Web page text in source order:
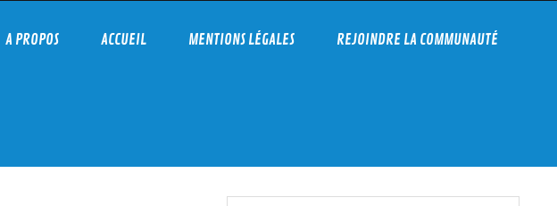
A PROPOS ACCUEIL MENTIONS LÉGALES REJOINDRE LA COMMUNAUTÉ